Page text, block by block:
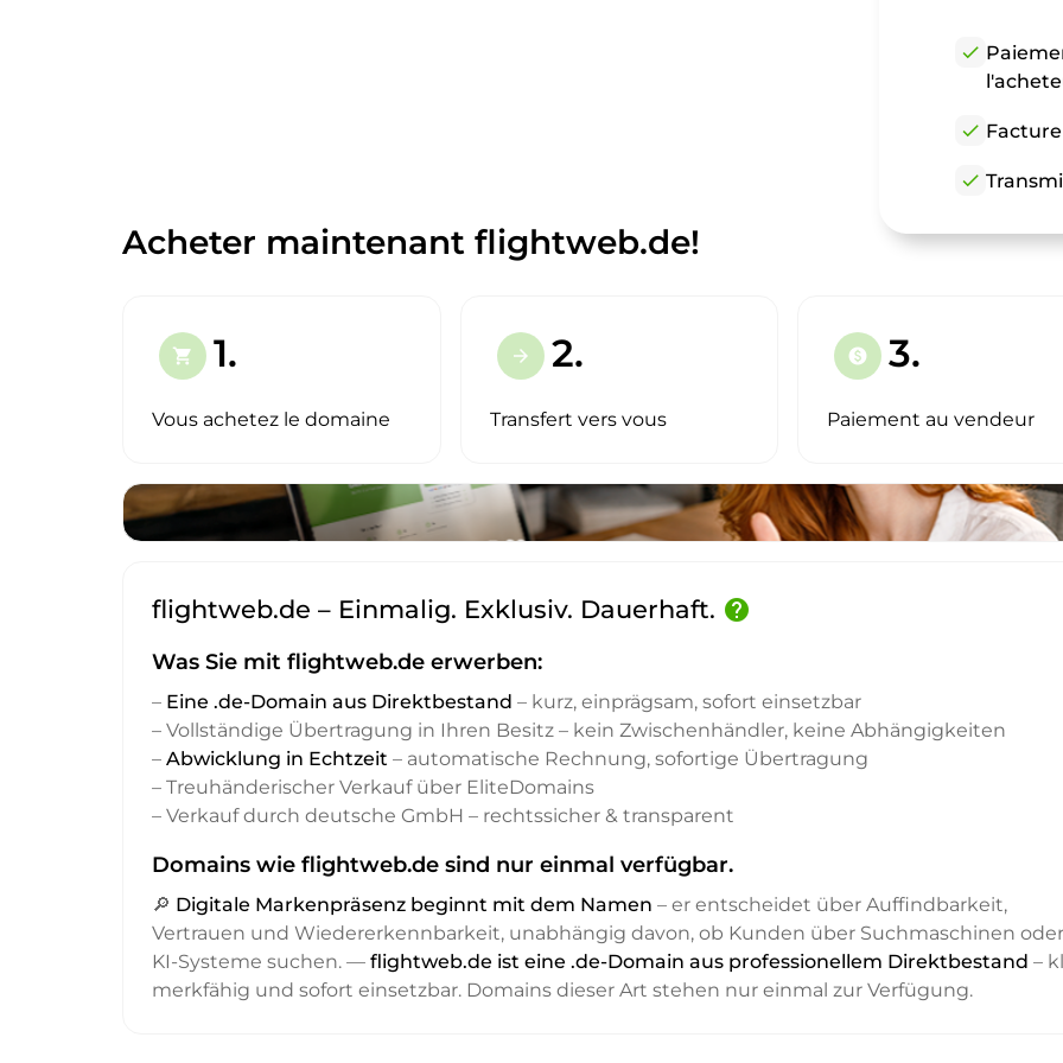
check
check
check
Acheter maintenant flightweb.de!
shopping_cart 1.
Vous achetez le domaine
arrow_forward 2.
Transfert vers vous
paid 3.
Paiement au vendeur
flightweb.de – Einmalig. Exklusiv. Dauerhaft. help
Was Sie mit flightweb.de erwerben:
– Eine .de-Domain aus Direktbestand – kurz, einprägsam, sofort einsetzbar
– Vollständige Übertragung in Ihren Besitz – kein Zwischenhändler, keine Abhängigkeiten
– Abwicklung in Echtzeit – automatische Rechnung, sofortige Übertragung
– Treuhänderischer Verkauf über EliteDomains
– Verkauf durch deutsche GmbH – rechtssicher & transparent
Domains wie flightweb.de sind nur einmal verfügbar.
🔎 Digitale Markenpräsenz beginnt mit dem Namen – er entscheidet über Auffindbarkeit,
Vertrauen und Wiedererkennbarkeit, unabhängig davon, ob Kunden über Suchmaschinen oder
KI-Systeme suchen. — flightweb.de ist eine .de-Domain aus professionellem Direktbestand –
merkfähig und sofort einsetzbar. Domains dieser Art stehen nur einmal zur Verfügung.